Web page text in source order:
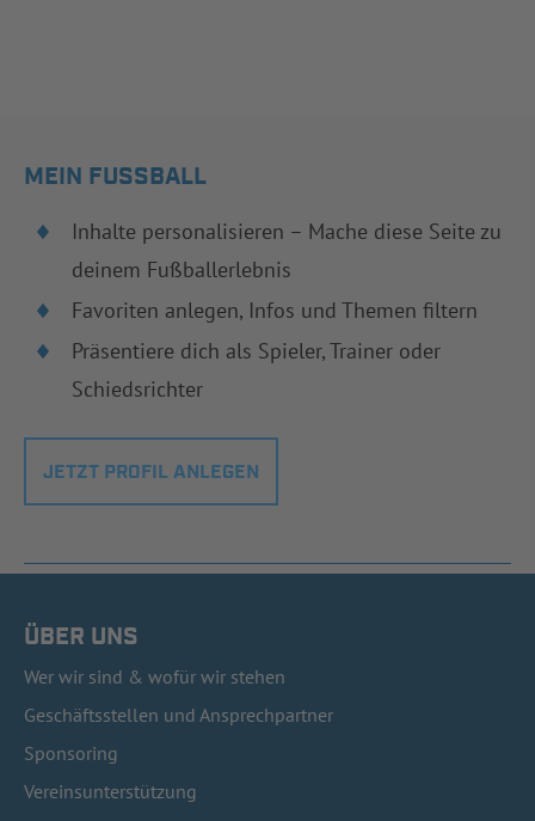
MEIN FUSSBALL
Inhalte personalisieren – Mache diese Seite zu
deinem Fußballerlebnis
Favoriten anlegen, Infos und Themen filtern
Präsentiere dich als Spieler, Trainer oder
Schiedsrichter
JETZT PROFIL ANLEGEN
ÜBER UNS
Wer wir sind & wofür wir stehen
Geschäftsstellen und Ansprechpartner
Sponsoring
Vereinsunterstützung